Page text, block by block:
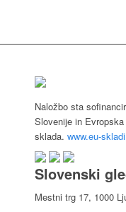
Naložbo sta
Slovenije in
sklada. www.eu-
Slovenski
Mestni trg 17, 1000